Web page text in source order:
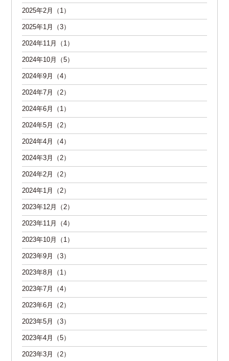
2025年2月（1）
2025年1月（3）
2024年11月（1）
2024年10月（5）
2024年9月（4）
2024年7月（2）
2024年6月（1）
2024年5月（2）
2024年4月（4）
2024年3月（2）
2024年2月（2）
2024年1月（2）
2023年12月（2）
2023年11月（4）
2023年10月（1）
2023年9月（3）
2023年8月（1）
2023年7月（4）
2023年6月（2）
2023年5月（3）
2023年4月（5）
2023年3月（2）